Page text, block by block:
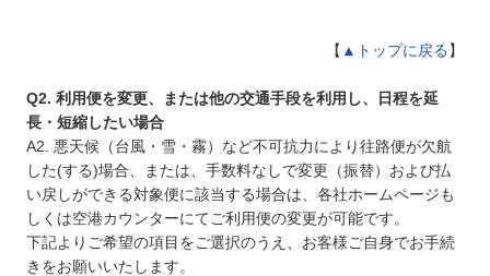
【 ▲トップに戻る 】
Q2. 利用便を変更、または他の交通手段を利用し、日程を延
長・短縮したい場合
A2. 悪天候（台風・雪・霧）など不可抗力により往路便が欠航
した(する)場合、または、手数料なしで変更（振替）および払
い戻しができる対象便に該当する場合は、各社ホームページも
しくは空港カウンターにてご利用便の変更が可能です。
下記よりご希望の項目をご選択のうえ、お客様ご自身でお手続
きをお願いいたします。